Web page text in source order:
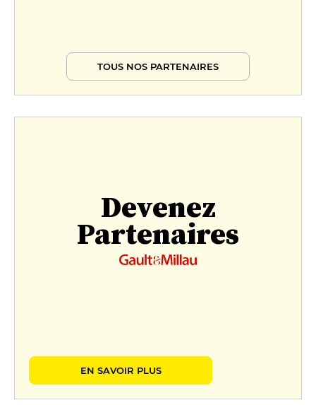
TOUS NOS PARTENAIRES
Devenez
Partenaires
EN SAVOIR PLUS